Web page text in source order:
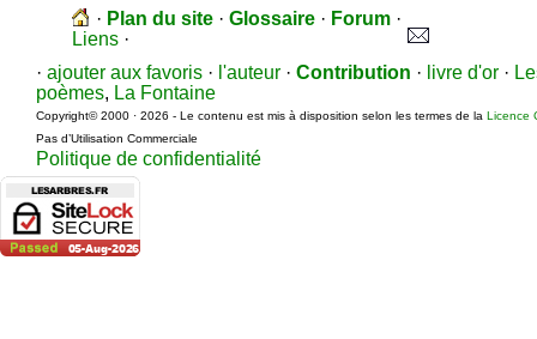
· Plan du site · Glossaire · Forum ·
Liens ·
· ajouter aux favoris · l'auteur · Contribution · livre d'or ·
poèmes, La Fontaine
Copyright© 2000 · 2026 - Le contenu est mis à disposition selon les termes de la Licence
Pas d’Utilisation Commerciale
Politique de confidentialité